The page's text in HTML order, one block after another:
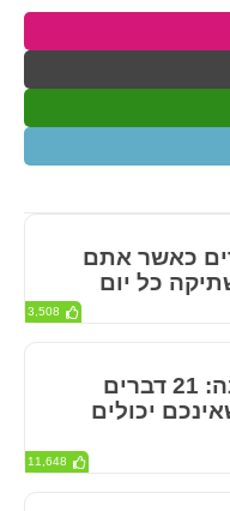
כאשר אתם
כל יום
3,508
סובלים מנדודי שינה: 21 דברים
יכולים
11,648